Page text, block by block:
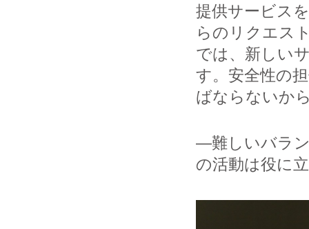
提供サービス
らのリクエス
では、新しい
す。安全性の
ばならないか
―難しいバラ
の活動は役に